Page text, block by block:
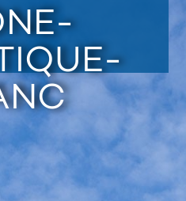
de nos
nouveautés!